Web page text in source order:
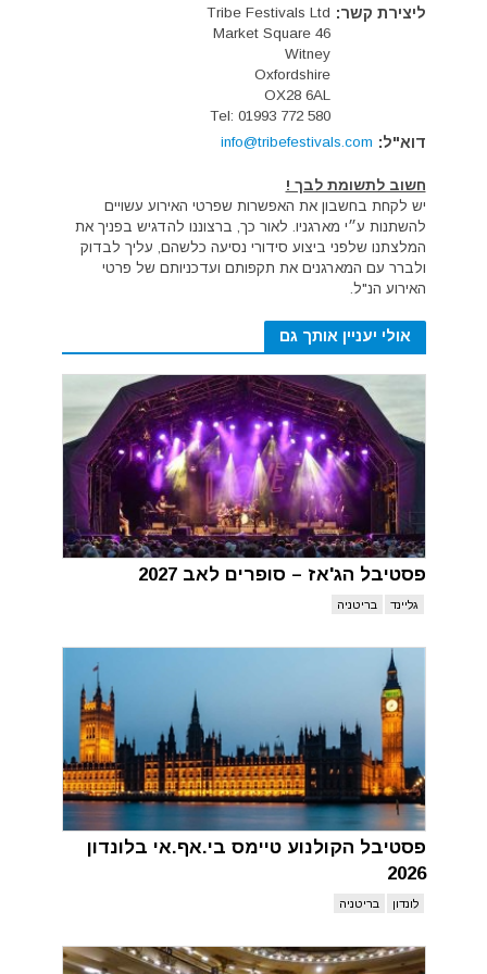
ליצירת קשר: Tribe Festivals Ltd
46
Market Square
Witney
Oxfordshire
OX28 6AL
Tel: 01993 772 580
דוא"ל: info@tribefestivals.com
חשוב לתשומת לבך !
יש לקחת בחשבון את האפשרות שפרטי האירוע עשויים
להשתנות ע״י מארגניו. לאור כך, ברצוננו להדגיש בפניך את
המלצתנו שלפני ביצוע סידורי נסיעה כלשהם, עליך לבדוק
ולברר עם המארגנים את תקפותם ועדכניותם של פרטי
האירוע הנ"ל.
אולי יעניין אותך גם
פסטיבל הג'אז – סופרים לאב 2027
גליינד בריטניה
פסטיבל הקולנוע טיימס בי.אף.אי בלונדון
2026
לונדון בריטניה